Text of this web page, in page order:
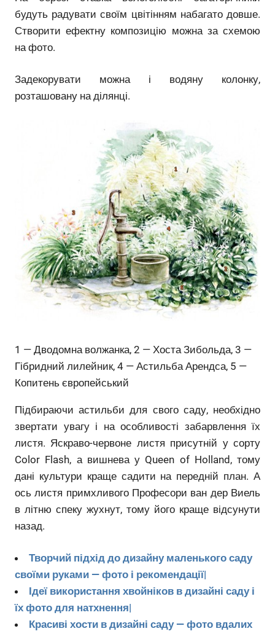
будуть радувати своїм цвітінням набагато довше.
Створити ефектну композицію можна за схемою
на фото.
Задекорувати можна і водяну колонку,
розташовану на ділянці.
1 — Дводомна волжанка, 2 — Хоста Зибольда, 3 —
Гібридний лилейник, 4 — Астильба Арендса, 5 —
Копитень європейський
Підбираючи астильби для свого саду, необхідно
звертати увагу і на особливості забарвлення їх
листя. Яскраво-червоне листя присутній у сорту
Color Flash, а вишнева у Queen of Holland, тому
дані культури краще садити на передній план. А
ось листя примхливого Професори ван дер Виель
в літню спеку жухнут, тому його краще відсунути
назад.
Творчий підхід до дизайну маленького саду
своїми руками — фото і рекомендації|
Ідеї ​​використання хвойніков в дизайні саду і
їх фото для натхнення|
Красиві хости в дизайні саду — фото вдалих